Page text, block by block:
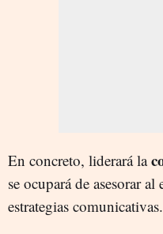
En concreto, liderará la
se ocupará de asesorar
estrategias comunicativas.